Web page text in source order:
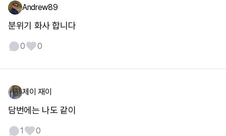
Andrew89
분위기 화사 합니다
0 0
제이 재이
담번에는 나도 같이
1 0